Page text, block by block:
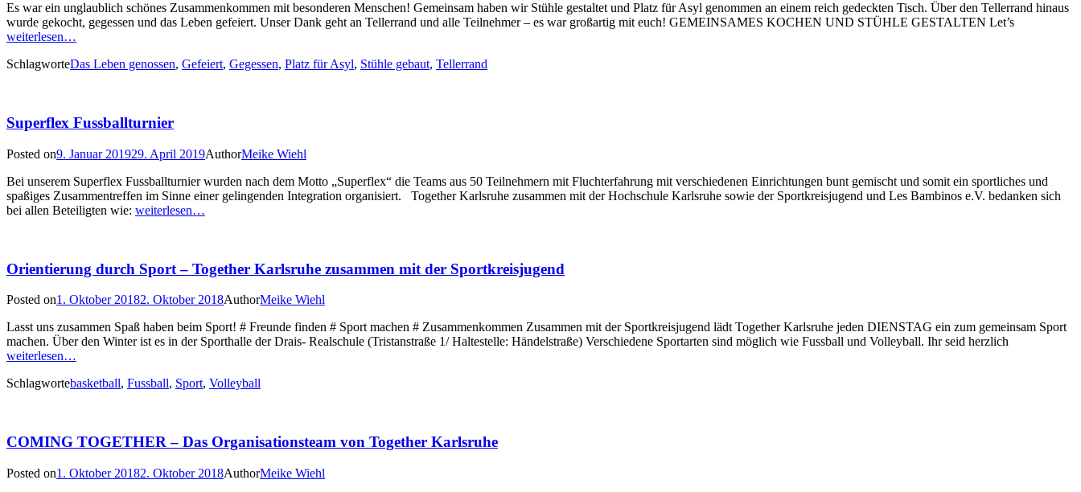
Es war ein unglaublich schönes Zusammenkommen mit besonderen Menschen! Gemeinsam haben wir Stühle gestaltet und Platz für Asyl genommen an einem reich gedeckten Tisch. Über den Tellerrand hinaus
wurde gekocht, gegessen und das Leben gefeiert. Unser Dank geht an Tellerrand und alle Teilnehmer – es war großartig mit euch! GEMEINSAMES KOCHEN UND STÜHLE GESTALTEN Let’s
weiterlesen…
SchlagworteDas Leben genossen, Gefeiert, Gegessen, Platz für Asyl, Stühle gebaut, Tellerrand
Superflex Fussballturnier
Posted on9. Januar 201929. April 2019AuthorMeike Wiehl
Bei unserem Superflex Fussballturnier wurden nach dem Motto „Superflex“ die Teams aus 50 Teilnehmern mit Fluchterfahrung mit verschiedenen Einrichtungen bunt gemischt und somit ein sportliches und
spaßiges Zusammentreffen im Sinne einer gelingenden Integration organisiert. Together Karlsruhe zusammen mit der Hochschule Karlsruhe sowie der Sportkreisjugend und Les Bambinos e.V. bedanken sich
bei allen Beteiligten wie: weiterlesen…
Orientierung durch Sport – Together Karlsruhe zusammen mit der Sportkreisjugend
Posted on1. Oktober 20182. Oktober 2018AuthorMeike Wiehl
Lasst uns zusammen Spaß haben beim Sport! # Freunde finden # Sport machen # Zusammenkommen Zusammen mit der Sportkreisjugend lädt Together Karlsruhe jeden DIENSTAG ein zum gemeinsam Sport
machen. Über den Winter ist es in der Sporthalle der Drais- Realschule (Tristanstraße 1/ Haltestelle: Händelstraße) Verschiedene Sportarten sind möglich wie Fussball und Volleyball. Ihr seid herzlich
weiterlesen…
Schlagwortebasketball, Fussball, Sport, Volleyball
COMING TOGETHER – Das Organisationsteam von Together Karlsruhe
Posted on1. Oktober 20182. Oktober 2018AuthorMeike Wiehl